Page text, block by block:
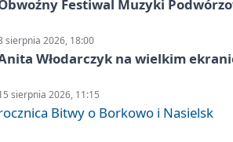
Festiwal Muzyki
sierpnia 2026, 18:00
Włodarczyk na wielkim
sierpnia 2026, 11:15
Bitwy o Borkowo i Nasielsk